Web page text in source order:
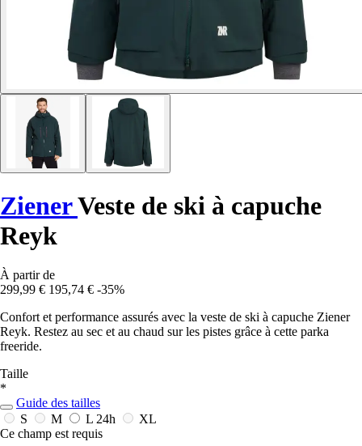
ZienerVeste de ski à capuche
Reyk
À partir de
299,99 € 195,74 € -35%
Confort et performance assurés avec la veste de ski à capuche Ziener
Reyk. Restez au sec et au chaud sur les pistes grâce à cette parka
freeride.
Taille
*
Guide des tailles
S
M L 24h
XL
Ce champ est requis